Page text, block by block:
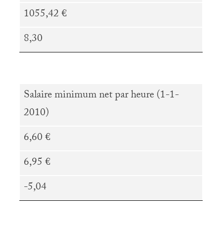
1055,42 €
8,30
Salaire minimum net par heure (1-1-
2010)
6,60 €
6,95 €
-5,04